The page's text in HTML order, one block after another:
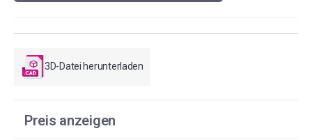
3D-Datei herunterladen
Preis anzeigen